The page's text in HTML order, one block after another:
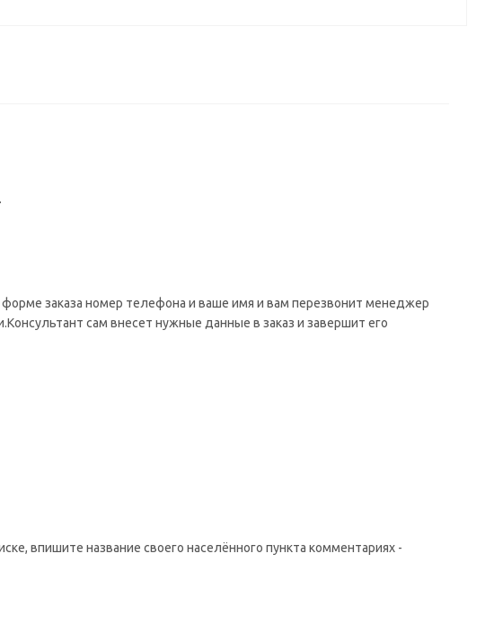
заказа номер телефона и ваше имя и вам перезвонит менеджер
сам внесет нужные данные в заказ и завершит его
впишите название своего населённого пункта комментариях -